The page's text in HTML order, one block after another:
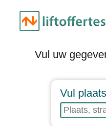
Vul uw
Vul